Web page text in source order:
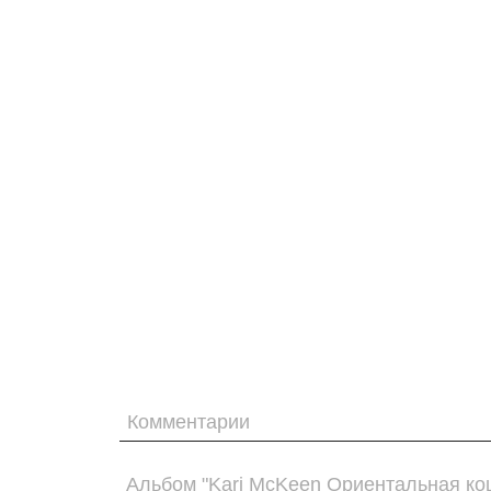
Комментарии
Альбом "Kari McKeen Ориентальная